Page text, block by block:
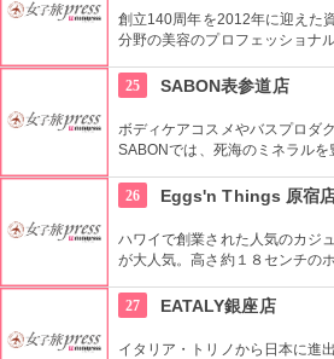
創立140周年を2012年に迎えた
分野の美容のプロフェッショナ
ベントなどのイベントをしてい
25 SABON表参道店
ボディケアコスメやバスプロダ
SABONでは、死海のミネラルを
26
Eggs'n Things 原宿
ハワイで創業された人気のカジ
が大人気。高さ約１８センチの
27
EATALY銀座店
イタリア・トリノから日本に進